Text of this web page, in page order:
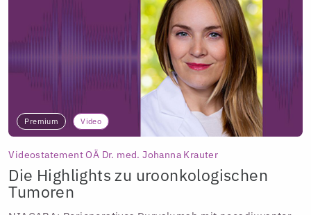
Premium Video
Videostatement OÄ Dr. med. Johanna Krauter
Die Highlights zu uroonkologischen
Tumoren